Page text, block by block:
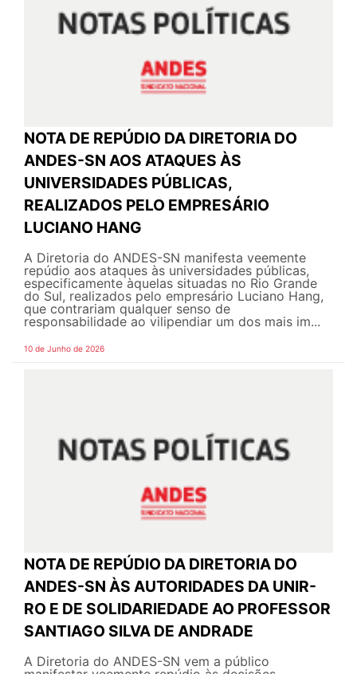
NOTA DE REPÚDIO DA DIRETORIA DO
ANDES-SN AOS ATAQUES ÀS
UNIVERSIDADES PÚBLICAS,
REALIZADOS PELO EMPRESÁRIO
LUCIANO HANG
A Diretoria do ANDES-SN manifesta veemente
repúdio aos ataques às universidades públicas,
especificamente àquelas situadas no Rio Grande
do Sul, realizados pelo empresário Luciano Hang,
que contrariam qualquer senso de
responsabilidade ao vilipendiar um dos mais im...
10 de Junho de 2026
NOTA DE REPÚDIO DA DIRETORIA DO
ANDES-SN ÀS AUTORIDADES DA UNIR-
RO E DE SOLIDARIEDADE AO PROFESSOR
SANTIAGO SILVA DE ANDRADE
A Diretoria do ANDES-SN vem a público